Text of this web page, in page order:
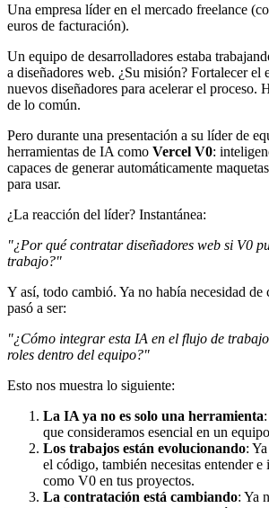
Una empresa líder en el mercado freelance
euros de facturación).
Un equipo de desarrolladores estaba
a diseñadores web. ¿Su misión? Fortalecer el
nuevos diseñadores para acelerar el proceso.
de lo común.
Pero durante una presentación a su líder de
herramientas de IA como Vercel V0:
capaces de generar automáticamente
para usar.
¿La reacción del líder? Instantánea:
"¿Por qué contratar diseñadores web si V0
trabajo?"
Y así, todo cambió. Ya no había necesidad de
pasó a ser:
"¿Cómo integrar esta IA en el flujo de
roles dentro del equipo?"
Esto nos muestra lo siguiente:
La IA ya no es solo una herramienta
que consideramos esencial en un
Los trabajos están evolucionando:
el código, también necesitas entender e
como V0 en tus proyectos.
La contratación está cambiando: Ya